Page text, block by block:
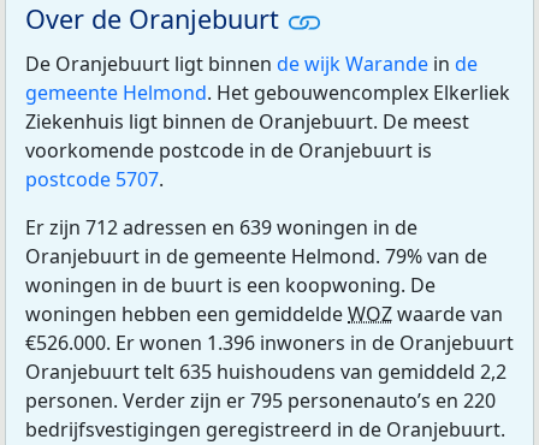
Over de Oranjebuurt
De Oranjebuurt ligt binnen de wijk Warande in de
gemeente Helmond. Het gebouwencomplex Elkerliek
Ziekenhuis ligt binnen de Oranjebuurt. De meest
voorkomende postcode in de Oranjebuurt is
postcode 5707.
Er zijn 712 adressen en 639 woningen in de
Oranjebuurt in de gemeente Helmond. 79% van de
woningen in de buurt is een koopwoning. De
woningen hebben een gemiddeldeWOZwaarde van
€526.000. Er wonen 1.396 inwoners in de Oranjebuurt
Oranjebuurt telt 635 huishoudens van gemiddeld 2,2
personen. Verder zijn er 795 personenauto’s en 220
bedrijfsvestigingen geregistreerd in de Oranjebuurt.